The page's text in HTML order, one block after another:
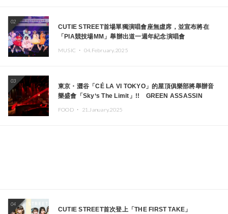
02
CUTIE STREET首場單獨演唱會座無虛席，並宣布將在
「PIA競技場MM」舉辦出道一週年紀念演唱會
MUSIC ・ 04.February.2025
03
東京・澀谷「CÉ LA VI TOKYO」的屋頂俱樂部將舉辦音
樂盛會「Sky‘s The Limit」!! GREEN ASSASSIN
本頂尖DJ及創作者齊聚一堂
FOOD ・ 21.January.2025
04
CUTIE STREET首次登上「THE FIRST TAKE」